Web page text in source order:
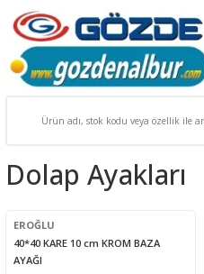
Dolap Ayakları
EROĞLU
40*40 KARE 10 cm KROM BAZA
AYAĞI